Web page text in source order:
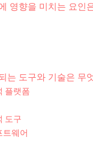
영향을 미치는 요인
는 도구와 기술은 무
플랫폼
도구
트웨어